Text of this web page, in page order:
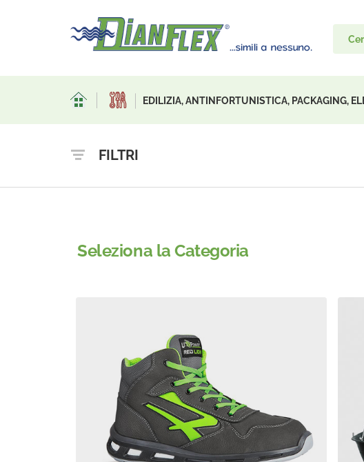
EDILIZIA, ANTINFORTUNISTICA, PACKAGING,
FILTRI
Seleziona la Categoria